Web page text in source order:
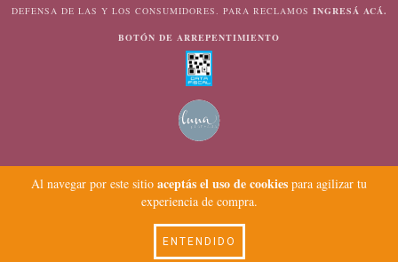
Al navegar por este sitio aceptás el uso de cookies para agilizar tu
experiencia de compra.
ENTENDIDO
DEFENSA DE LAS Y LOS CONSUMIDORES. PARA RECLAMOS INGRESÁ ACÁ.
BOTÓN DE ARREPENTIMIENTO